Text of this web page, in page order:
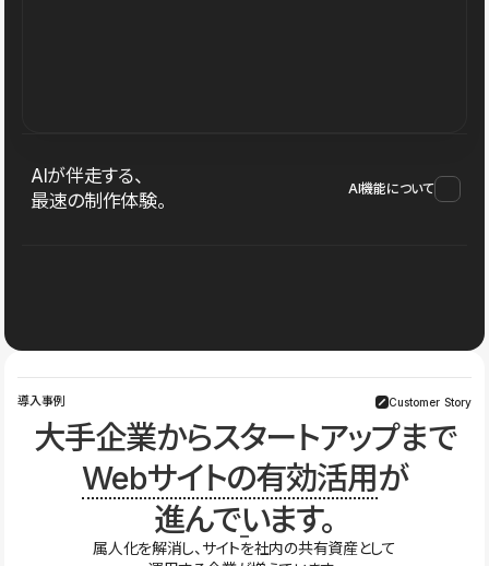
AIが伴走する、
最速の制作体験。
AI機能について
導入事例 Customer Story
大手企業からスタートアップまで
Webサイトの有効活用が
進んでいます。
属人化を解消し、サイトを社内の共有資産として